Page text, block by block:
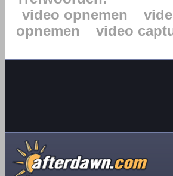
video opnemen
opnemen
video